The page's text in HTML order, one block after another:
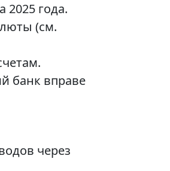
2025 года.
(см.
банк вправе
через